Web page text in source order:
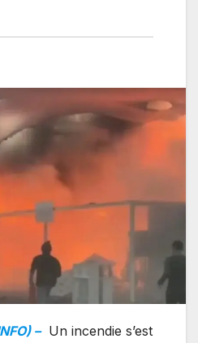
– Un incendie s’est